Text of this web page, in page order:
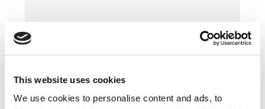
This website uses cookies
We use cookies to personalise content and ads, to
Tendances dans la technique
de soudage.